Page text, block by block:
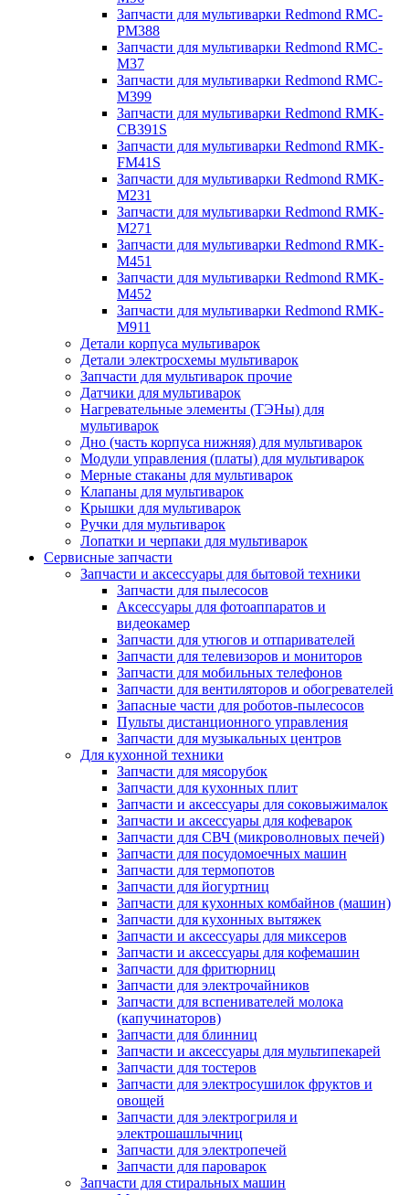
Запчасти для мультиварки Redmond RMC-
PM388
Запчасти для мультиварки Redmond RMC-
M37
Запчасти для мультиварки Redmond RMC-
M399
Запчасти для мультиварки Redmond RMK-
CB391S
Запчасти для мультиварки Redmond RMK-
FM41S
Запчасти для мультиварки Redmond RMK-
M231
Запчасти для мультиварки Redmond RMK-
M271
Запчасти для мультиварки Redmond RMK-
M451
Запчасти для мультиварки Redmond RMK-
M452
Запчасти для мультиварки Redmond RMK-
M911
Детали корпуса мультиварок
Детали электросхемы мультиварок
Запчасти для мультиварок прочие
Датчики для мультиварок
Нагревательные элементы (ТЭНы) для
мультиварок
Дно (часть корпуса нижняя) для мультиварок
Модули управления (платы) для мультиварок
Мерные стаканы для мультиварок
Клапаны для мультиварок
Крышки для мультиварок
Ручки для мультиварок
Лопатки и черпаки для мультиварок
Сервисные запчасти
Запчасти и аксессуары для бытовой техники
Запчасти для пылесосов
Аксессуары для фотоаппаратов и
видеокамер
Запчасти для утюгов и отпаривателей
Запчасти для телевизоров и мониторов
Запчасти для мобильных телефонов
Запчасти для вентиляторов и обогревателей
Запасные части для роботов-пылесосов
Пульты дистанционного управления
Запчасти для музыкальных центров
Для кухонной техники
Запчасти для мясорубок
Запчасти для кухонных плит
Запчасти и аксессуары для соковыжималок
Запчасти и аксессуары для кофеварок
Запчасти для СВЧ (микроволновых печей)
Запчасти для посудомоечных машин
Запчасти для термопотов
Запчасти для йогуртниц
Запчасти для кухонных комбайнов (машин)
Запчасти для кухонных вытяжек
Запчасти и аксессуары для миксеров
Запчасти и аксессуары для кофемашин
Запчасти для фритюрниц
Запчасти для электрочайников
Запчасти для вспенивателей молока
(капучинаторов)
Запчасти для блинниц
Запчасти и аксессуары для мультипекарей
Запчасти для тостеров
Запчасти для электросушилок фруктов и
овощей
Запчасти для электрогриля и
электрошашлычниц
Запчасти для электропечей
Запчасти для пароварок
Запчасти для стиральных машин